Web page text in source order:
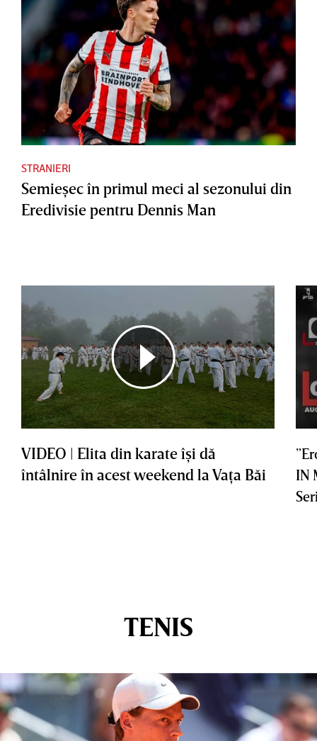
STRANIERI
Semieşec în primul meci al sezonului din
Eredivisie pentru Dennis Man
VIDEO | Elita din karate îşi dă
întâlnire în acest weekend la Vaţa Băi
IN
TENIS